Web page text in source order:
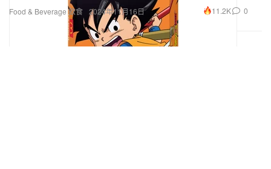
Food & Beverage 飲食 2024年11月16日 11.2K 0